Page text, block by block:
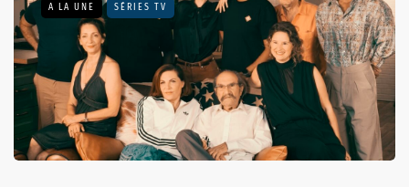
A LA UNE SÉRIES TV